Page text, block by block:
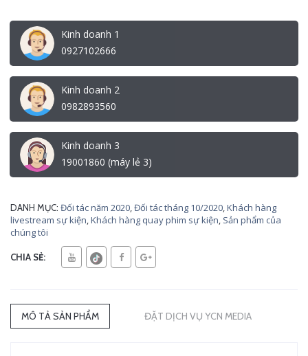
Kinh doanh 1
0927102666
Kinh doanh 2
0982893560
Kinh doanh 3
19001860 (máy lẻ 3)
DANH MỤC: Đối tác năm 2020,Đối tác tháng 10/2020,Khách hàng
livestream sự kiện,Khách hàng quay phim sự kiện, Sản phẩm của
chúng tôi
CHIA SẺ:
MÔ TẢ SẢN PHẨM ĐẶT DỊCH VỤ YCN MEDIA